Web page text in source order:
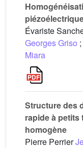
Évariste
Georges Griso ;
Miara
Structure des
rapide à
homogène
Pierre Perrier